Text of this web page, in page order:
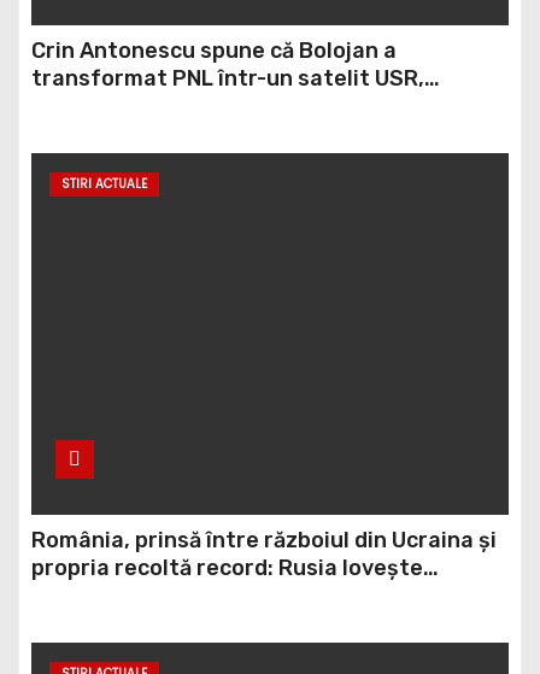
Crin Antonescu spune că Bolojan a
transformat PNL într-un satelit USR,
STIRI ACTUALE
România, prinsă între războiul din Ucraina și
propria recoltă record: Rusia lovește
exportul cerealelor